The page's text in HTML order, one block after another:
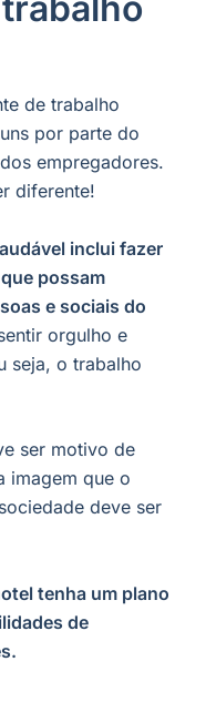
de trabalho
por parte do
empregadores.
diferente!
inclui fazer
possam
e sociais do
orgulho e
seja, o trabalho
ser motivo de
imagem que o
deve ser
tenha um plano
de